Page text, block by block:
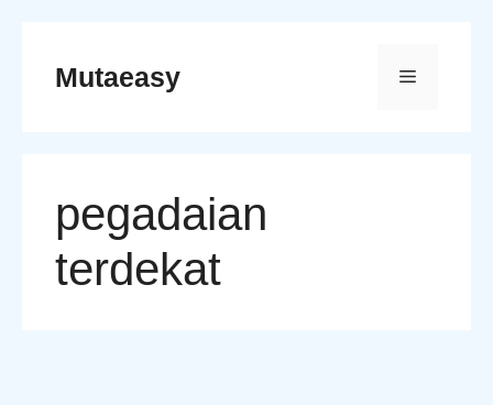
contentMutaeasy Menu
pegadaian
terdekat